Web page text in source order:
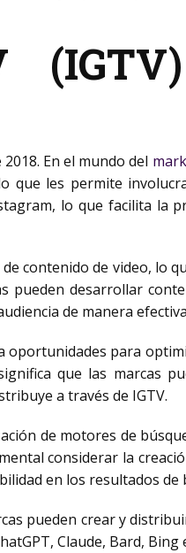
En el mundo del
que les permite
lo que facilita la
contenido de video, lo
pueden desarrollar
de manera
oportunidades para
que las marcas
a través de IGTV.
de motores de
considerar la
en los resultados de
pueden crear y
Claude, Bard,